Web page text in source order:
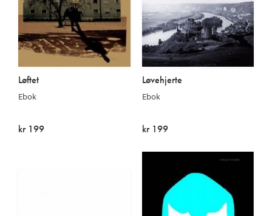
Løftet
Ebok
kr 199
Løvehjerte
Ebok
kr 199